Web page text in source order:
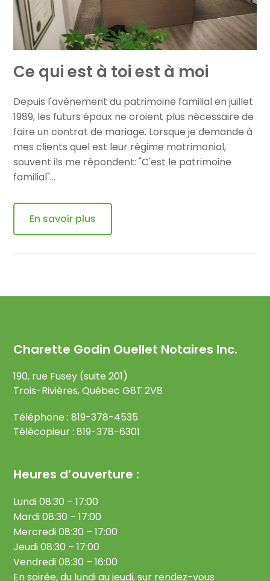
Ce qui est à toi est à moi
Depuis l'avènement du patrimoine familial en juillet
1989, les futurs époux ne croient plus nécessaire de
faire un contrat de mariage. Lorsque je demande à
mes clients quel est leur régime matrimonial,
souvent ils me répondent: "C'est le patrimoine
familial"…
En savoir plus
Charette Godin Ouellet Notaires Inc.
190, rue Fusey (suite 201)
Trois-Rivières, Québec G8T 2V8
Téléphone : 819-378-4535
Télécopieur : 819-378-6301
Heures d’ouverture :
Lundi 08:30 – 17:00
Mardi 08:30 – 17:00
Mercredi 08:30 – 17:00
Jeudi 08:30 – 17:00
Vendredi 08:30 – 16:00
En soirée, du lundi au jeudi, sur rendez-vous